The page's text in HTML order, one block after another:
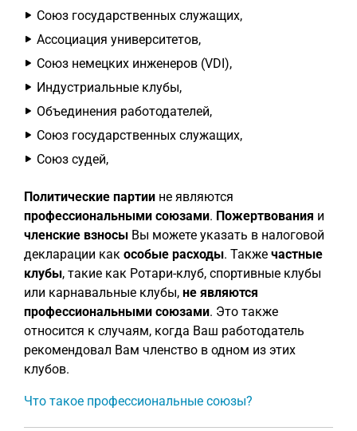
Союз государственных служащих,
Ассоциация университетов,
Союз немецких инженеров (VDI),
Индустриальные клубы,
Объединения работодателей,
Союз государственных служащих,
Союз судей,
Политические партии не являются
профессиональными союзами. Пожертвования и
членские взносы Вы можете указать в налоговой
декларации как особые расходы. Также частные
клубы, такие как Ротари-клуб, спортивные клубы
или карнавальные клубы, не являются
профессиональными союзами. Это также
относится к случаям, когда Ваш работодатель
рекомендовал Вам членство в одном из этих
клубов.
Что такое профессиональные союзы?